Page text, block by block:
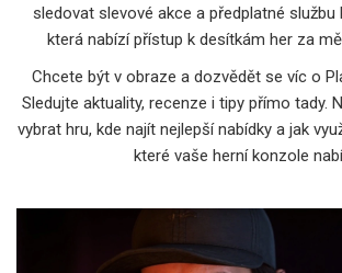
sledovat slevové akce a předplatné službu
která nabízí přístup k desítkám her za
Chcete být v obraze a dozvědět se víc o
Sledujte aktuality, recenze i tipy přímo tady.
vybrat hru, kde najít nejlepší nabídky a jak
které vaše herní konzole